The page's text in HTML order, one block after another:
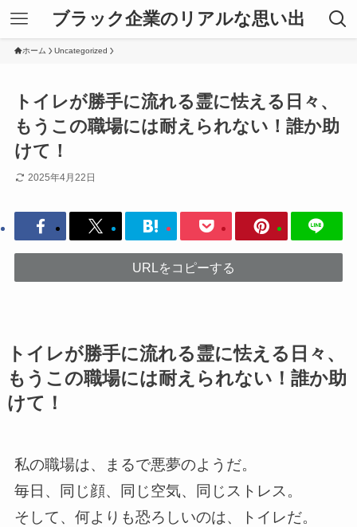
ブラック企業のリアルな思い出
ホーム Uncategorized
トイレが勝手に流れる霊に怯える日々、
もうこの職場には耐えられない！誰か助
けて！
2025年4月22日
URLをコピーする
トイレが勝手に流れる霊に怯える日々、
もうこの職場には耐えられない！誰か助
けて！
私の職場は、まるで悪夢のようだ。
毎日、同じ顔、同じ空気、同じストレス。
そして、何よりも恐ろしいのは、トイレだ。